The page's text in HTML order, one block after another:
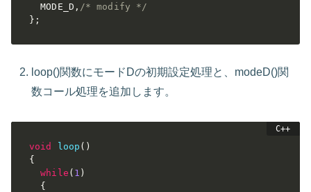
  MODE_D
, /* modify */
} ;
loop()関数にモードDの初期設定処理と、modeD()関
数コール処理を追加します。
void loop ( )
{
while ( 1 )
{